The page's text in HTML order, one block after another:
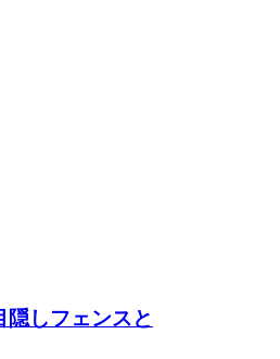
隠しフェンスと